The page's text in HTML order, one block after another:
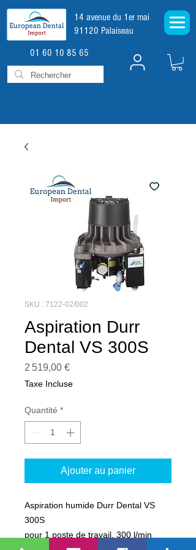
14 avenue du 1er mai
91120 Palaiseau
01 60 10 85 65
SKU : 7122-02/002
Aspiration Durr
Dental VS 300S
2 519,00 €Prix
Taxe Incluse
Quantité *
Ajouter au panier
Aspiration humide Durr Dental VS
300S
pour 1 poste de travail, 300 l/min